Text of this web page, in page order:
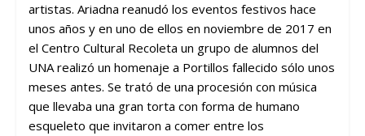
artistas. Ariadna reanudó los eventos festivos hace
unos años y en uno de ellos en noviembre de 2017 en
el Centro Cultural Recoleta un grupo de alumnos del
UNA realizó un homenaje a Portillos fallecido sólo unos
meses antes. Se trató de una procesión con música
que llevaba una gran torta con forma de humano
esqueleto que invitaron a comer entre los